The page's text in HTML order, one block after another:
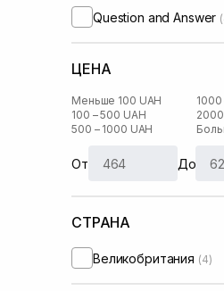
Question and Answer
ЦЕНА
Меньше 100 UAH
100 – 500 UAH
500 – 1000 UAH
1000
От До
СТРАНА
Великобритания (4)